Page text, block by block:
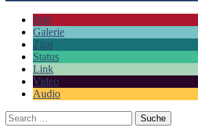
Bild
Galerie
Zitat
Status
Link
Video
Audio